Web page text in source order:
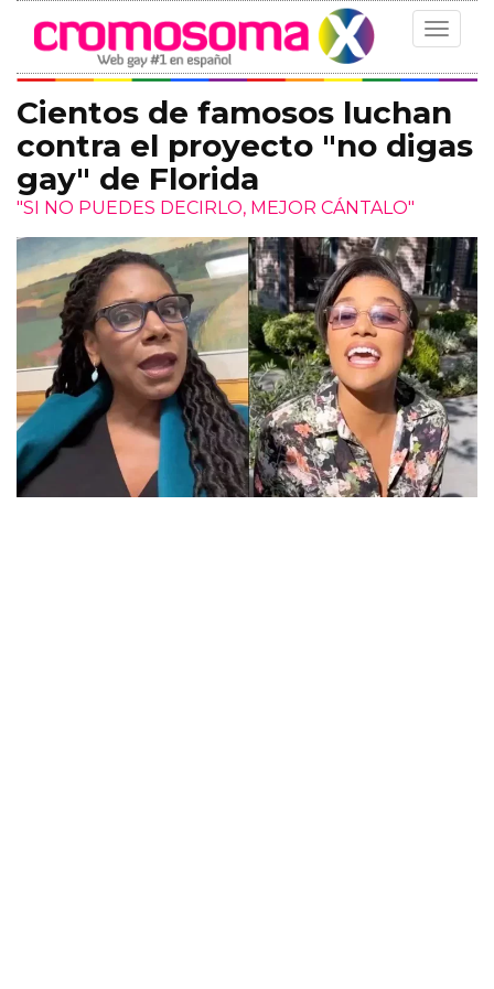
Toggle
Cientos de famosos luchan
contra el proyecto "no digas
gay" de Florida
"SI NO PUEDES DECIRLO, MEJOR CÁNTALO"